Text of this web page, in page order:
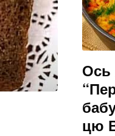
Ось
цю